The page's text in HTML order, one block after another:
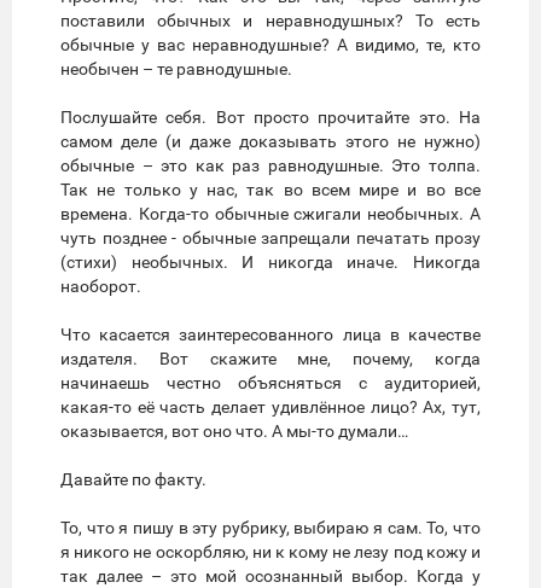
поставили обычных и неравнодушных? То есть
обычные у вас неравнодушные? А видимо, те, кто
необычен – те равнодушные.
Послушайте себя. Вот просто прочитайте это. На
самом деле (и даже доказывать этого не нужно)
обычные – это как раз равнодушные. Это толпа.
Так не только у нас, так во всем мире и во все
времена. Когда-то обычные сжигали необычных. А
чуть позднее - обычные запрещали печатать прозу
(стихи) необычных. И никогда иначе. Никогда
наоборот.
Что касается заинтересованного лица в качестве
издателя. Вот скажите мне, почему, когда
начинаешь честно объясняться с аудиторией,
какая-то её часть делает удивлённое лицо? Ах, тут,
оказывается, вот оно что. А мы-то думали…
Давайте по факту.
То, что я пишу в эту рубрику, выбираю я сам. То, что
я никого не оскорбляю, ни к кому не лезу под кожу и
так далее – это мой осознанный выбор. Когда у